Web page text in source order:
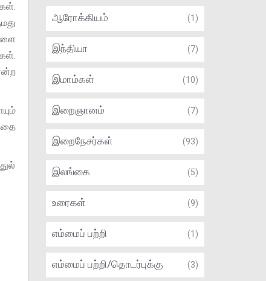
ஆரோக்கியம் (1)
இந்தியா (7)
இமாம்கள் (10)
இறைஞானம் (7)
இறைநேசர்கள் (93)
இலங்கை (5)
உரைகள் (9)
எம்மைப் பற்றி (1)
எம்மைப் பற்றி/தொடர்புக்கு (3)